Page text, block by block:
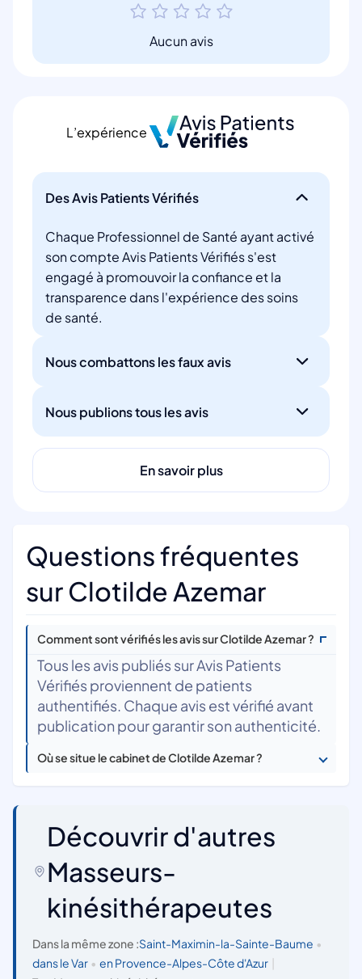
Aucun avis
L’expérience
Des Avis Patients Vérifiés
Chaque Professionnel de Santé ayant activé
son compte Avis Patients Vérifiés s'est
engagé à promouvoir la confiance et la
transparence dans l'expérience des soins
de santé.
Nous combattons les faux avis
Nous publions tous les avis
En savoir plus
Questions fréquentes
sur Clotilde Azemar
Comment sont vérifiés les avis sur Clotilde Azemar ?
Tous les avis publiés sur Avis Patients
Vérifiés proviennent de patients
authentifiés. Chaque avis est vérifié avant
publication pour garantir son authenticité.
Où se situe le cabinet de Clotilde Azemar ?
Découvrir d'autres
Masseurs-
kinésithérapeutes
Dans la même zone :Saint-Maximin-la-Sainte-Baume •
dans le Var • en Provence-Alpes-Côte d'Azur